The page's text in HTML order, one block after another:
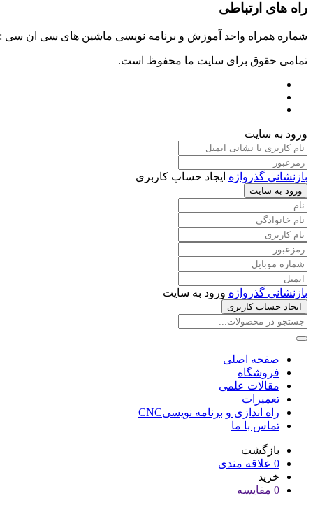
راه های ارتباطی
شماره همراه واحد آموزش و برنامه نویسی ماشین های سی ان سی : ۰۹۱۲۴۰۹۶۱۷۹ شماره همراه واحد راه اندازی خطوط ماشین آلات صنعتی : ۰۹۱۰۱۹۹۷۴۷۰ شماره همراه واحد تعمیرات : ۰۹۳۸۳۵۲۷۴۵۱
تمامی حقوق برای سایت ما محفوظ است.
ورود به سایت
بازنشانی گذرواژه ایجاد حساب کاربری
ورود به سایت
بازنشانی گذرواژه ورود به سایت
ایجاد حساب کاربری
صفحه اصلی
فروشگاه
مقالات علمی
تعمیرات
راه اندازی و برنامه نویسیCNC
تماس با ما
بازگشت
0 علاقه مندی
خرید
0 مقایسه